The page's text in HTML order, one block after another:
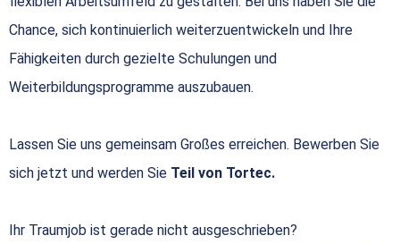
Chance, sich kontinuierlich weiterzuentwickeln und Ihre
Fähigkeiten durch gezielte Schulungen und
Weiterbildungsprogramme auszubauen.
Lassen Sie uns gemeinsam Großes erreichen. Bewerben Sie
sich jetzt und werden Sie Teil von Tortec.
Ihr Traumjob ist gerade nicht ausgeschrieben?